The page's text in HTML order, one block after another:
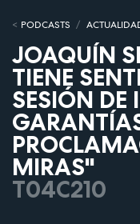
PODCASTS
JOAQUÍN
TIENE
SESIÓN DE
MIRAS"
T04C210